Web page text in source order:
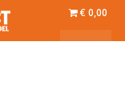
€ 0,00